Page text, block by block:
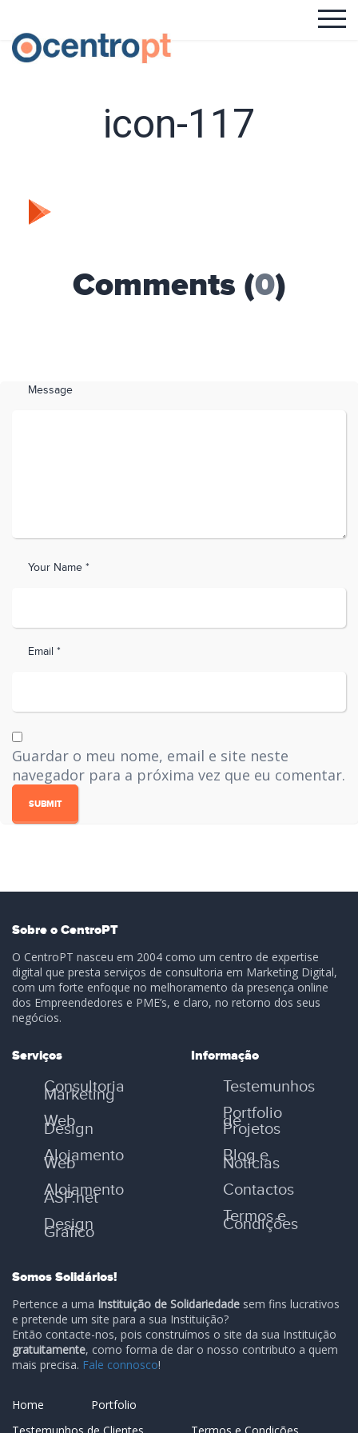
icon-117
Comments (0)
Message
Your Name *
Email *
Guardar o meu nome, email e site neste
navegador para a próxima vez que eu comentar.
Sobre o CentroPT
O CentroPT nasceu em 2004 como um centro de expertise
digital que presta serviços de consultoria em Marketing Digital,
com um forte enfoque no melhoramento da presença online
dos Empreendedores e PME’s, e claro, no retorno dos seus
negócios.
Serviços
Consultoria
Marketing
Web
Design
Alojamento
Web
Alojamento
ASP.net
Design
Gráfico
Informação
Testemunhos
Portfolio
de
Projetos
Blog e
Notícias
Contactos
Termos e
Condições
Somos Solidários!
Pertence a uma Instituição de Solidariedade sem fins lucrativos
e pretende um site para a sua Instituição?
Então contacte-nos, pois construímos o site da sua Instituição
gratuitamente, como forma de dar o nosso contributo a quem
mais precisa. Fale connosco!
Home
Portfolio